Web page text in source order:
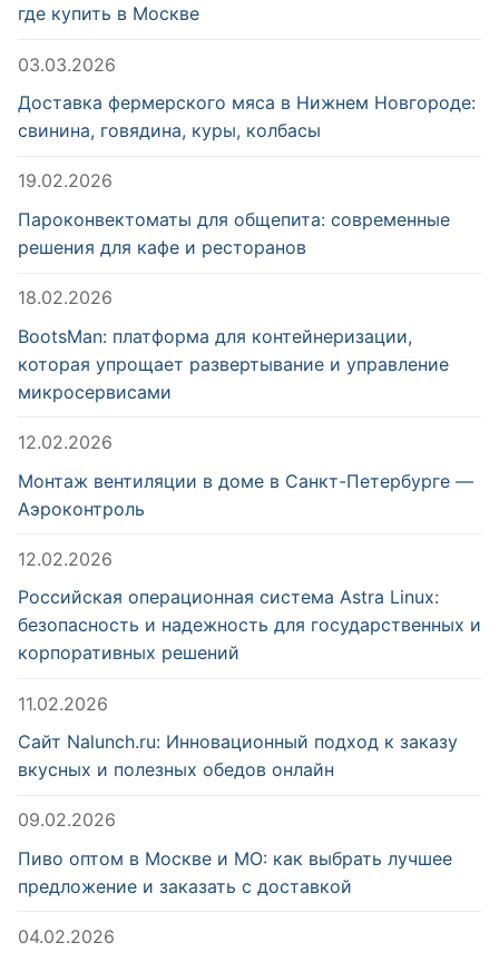
где купить в Москве
03.03.2026
Доставка фермерского мяса в Нижнем Новгороде:
свинина, говядина, куры, колбасы
19.02.2026
Пароконвектоматы для общепита: современные
решения для кафе и ресторанов
18.02.2026
BootsMan: платформа для контейнеризации,
которая упрощает развертывание и управление
микросервисами
12.02.2026
Монтаж вентиляции в доме в Санкт-Петербурге —
Аэроконтроль
12.02.2026
Российская операционная система Astra Linux:
безопасность и надежность для государственных и
корпоративных решений
11.02.2026
Сайт Nalunch.ru: Инновационный подход к заказу
вкусных и полезных обедов онлайн
09.02.2026
Пиво оптом в Москве и МО: как выбрать лучшее
предложение и заказать с доставкой
04.02.2026